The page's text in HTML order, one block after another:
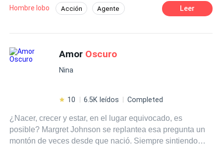
encuentra liderando la expedición es obligada a
descender al mismo infierno como esposa del demonio.
Hombre lobo Acción Agente Leer
Amor Oscuro
Nina
10 6.5K leídos Completed
¿Nacer, crecer y estar, en el lugar equivocado, es
posible? Margret Johnson se replantea esa pregunta un
montón de veces desde que nació. Siempre sintiendo